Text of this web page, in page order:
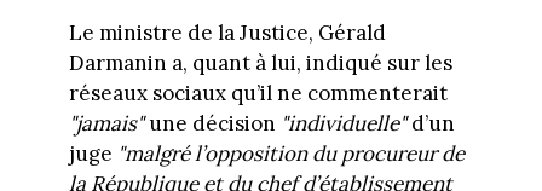
Le ministre de la Justice, Gérald
Darmanin a, quant à lui, indiqué sur les
réseaux sociaux qu’il ne commenterait
"jamais"une décision "individuelle"d’un
juge "malgré l’opposition du procureur de
la République et du chef d’établissement